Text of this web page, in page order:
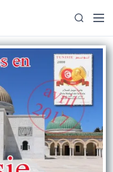
S
e
a
r
c
h
M
n
u